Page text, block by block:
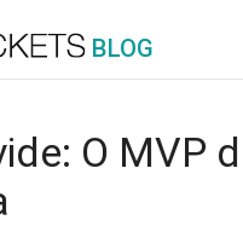
BLOG
O MVP